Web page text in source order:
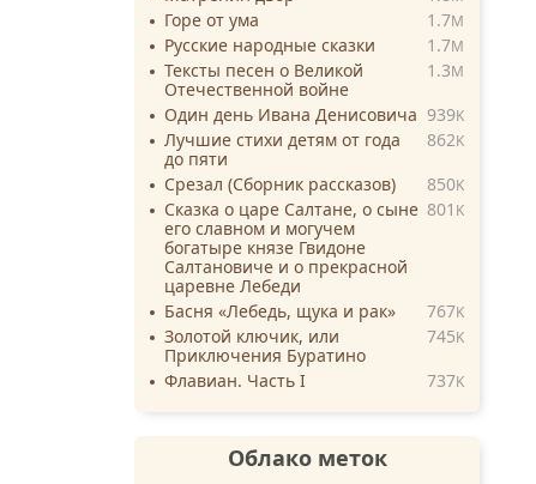
Горе от ума 1.7M
Русские народные сказки 1.7M
Тексты песен о Великой
Отечественной войне
1.3M
Один день Ивана Денисовича 939K
Лучшие стихи детям от года
до пяти
862K
Срезал (Сборник рассказов) 850K
Сказка о царе Салтане, о сыне
его славном и могучем
богатыре князе Гвидоне
Салтановиче и о прекрасной
царевне Лебеди
801 K
Басня «Лебедь, щука и рак» 767K
Золотой ключик, или
Приключения Буратино
745K
Флавиан. Часть I 737K
Облако меток